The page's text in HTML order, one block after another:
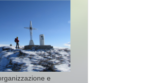
e